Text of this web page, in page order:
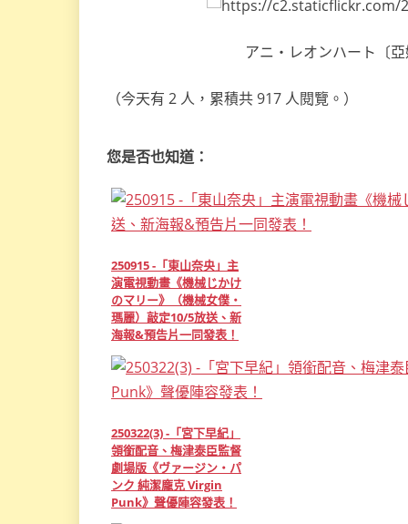
アニ・レオンハート〔
（今天有 2 人，累積共 917 人閱覽。）
您是否也知道：
250915 -「東山奈央」主
演電視動畫《機械じかけ
のマリー》（機械女僕‧
瑪麗）敲定10/5放送、新
海報&預告片一同發表！
250322(3) -「宮下早紀」
領銜配音、梅津泰臣監督
劇場版《ヴァージン・パ
ンク 純潔龐克 Virgin
Punk》聲優陣容發表！